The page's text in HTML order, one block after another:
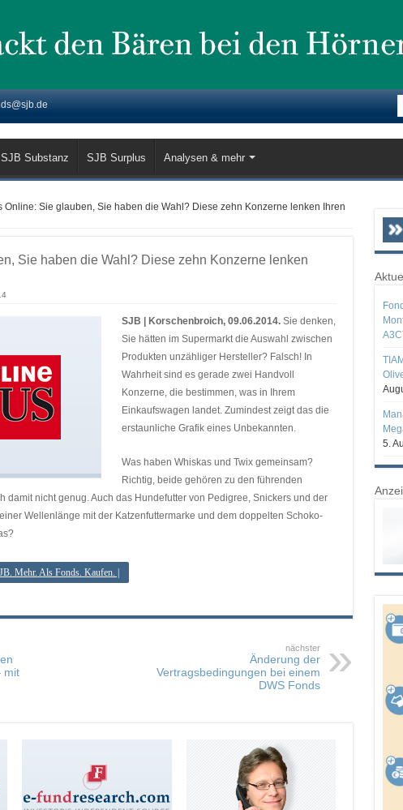
SJB Substanz SJB Surplus Analysen & mehr
Online: Sie glauben, Sie haben die Wahl? Diese zehn Konzerne lenken Ihren
Sie haben die Wahl? Diese zehn Konzerne lenken
SJB | Korschenbroich, 09.06.2014. Sie denken,
Sie hätten im Supermarkt die Auswahl zwischen
Produkten unzähliger Hersteller? Falsch! In
Wahrheit sind es gerade zwei Handvoll
Konzerne, die bestimmen, was in Ihrem
Einkaufswagen landet. Zumindest zeigt das die
erstaunliche Grafik eines Unbekannten.
Was haben Whiskas und Twix gemeinsam?
Richtig, beide gehören zu den führenden
damit nicht genug. Auch das Hundefutter von Pedigree, Snickers und der
Wellenlänge mit der Katzenfuttermarke und dem doppelten Schoko-
Mehr. Als Fonds. Kaufen. |
mit
nächster
Änderung der
Vertragsbedingungen bei einem
DWS Fonds
5.